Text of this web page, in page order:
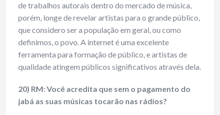
de trabalhos autorais dentro do mercado de música,
porém, longe de revelar artistas para o grande público,
que considero ser a população em geral, ou como
definimos, o povo. A internet é uma excelente
ferramenta para formação de público, e artistas de
qualidade atingem públicos significativos através dela.
20) RM: Você acredita que sem o pagamento do
jabá as suas músicas tocarão nas rádios?